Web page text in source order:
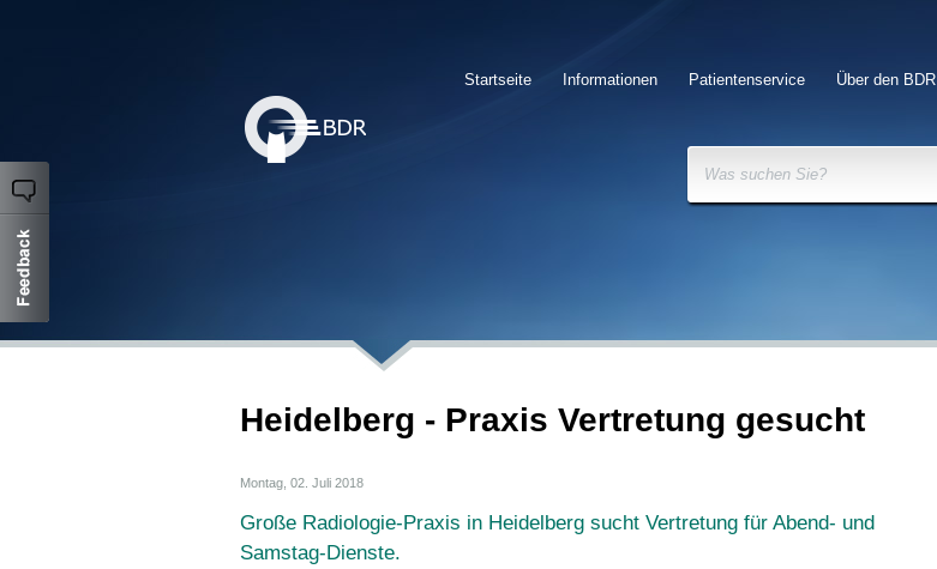
Über den BDR
Patientenservice
Informationen
Startseite
Was suchen Sie?
Heidelberg - Praxis Vertretung gesucht
Montag, 02. Juli 2018
Große Radiologie-Praxis in Heidelberg sucht Vertretung für Abend- und
Samstag-Dienste.